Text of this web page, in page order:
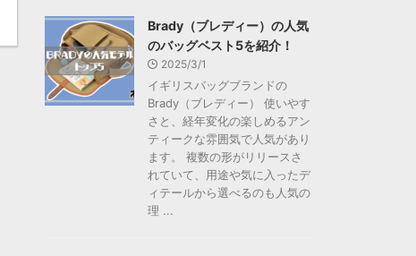
Brady（ブレディー）の人気
のバッグベスト5を紹介！
2025/3/1
イギリスバッグブランドの
Brady（ブレディー） 使いやす
さと、経年変化の楽しめるアン
ティークな雰囲気で人気があり
ます。 複数の形がリリースさ
れていて、用途や気に入ったデ
ィテールから選べるのも人気の
理 ...